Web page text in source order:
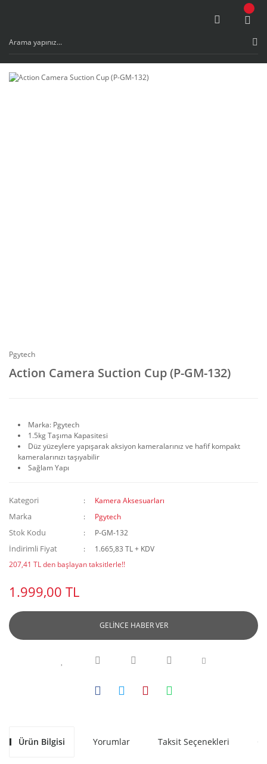
Pgytech
Action Camera Suction Cup (P-GM-132)
Marka: Pgytech
1.5kg Taşıma Kapasitesi
Düz yüzeylere yapışarak aksiyon kameralarınız ve hafif kompakt
kameralarınızı taşıyabilir
Sağlam Yapı
Kategori Kamera Aksesuarları
Marka Pgytech
Stok Kodu P-GM-132
İndirimli Fiyat
1.665,83 TL + KDV
207,41 TL den başlayan taksitlerle!!
1.999,00 TL
GELİNCE HABER VER
Ürün Bilgisi Yorumlar Taksit Seçenekleri